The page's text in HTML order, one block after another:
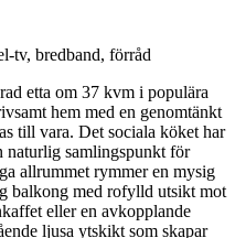
tv, bredband, förråd
etta om 37 kvm i populära
hem med en genomtänkt
till vara. Det sociala köket har
naturlig samlingspunkt för
allrummet rymmer en mysig
balkong med rofylld utsikt mot
eller en avkopplande
ljusa ytskikt som skapar